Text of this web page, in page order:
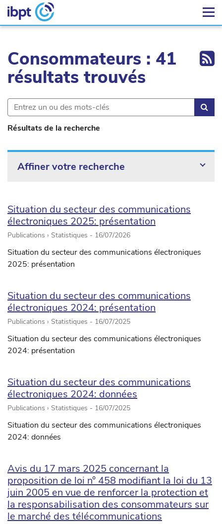
Consommateurs : 41
résultats trouvés
Résultats de la recherche
Affiner votre recherche
Situation du secteur des communications
électroniques 2025: présentation
Publications › Statistiques - 16/07/2026
Situation du secteur des communications électroniques
2025: présentation
Situation du secteur des communications
électroniques 2024: présentation
Publications › Statistiques - 16/07/2025
Situation du secteur des communications électroniques
2024: présentation
Situation du secteur des communications
électroniques 2024: données
Publications › Statistiques - 16/07/2025
Situation du secteur des communications électroniques
2024: données
Avis du 17 mars 2025 concernant la
proposition de loi n° 458 modifiant la loi du 13
juin 2005 en vue de renforcer la protection et
la responsabilisation des consommateurs sur
le marché des télécommunications